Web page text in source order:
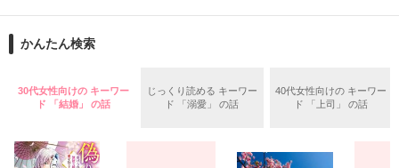
2026.6.5～2026.7.25
＊以前、公開していた話の改稿版です＊
ションの企画戦略室で働いている。
めた、同期で恋人の石垣守（26）がいるのだが、後輩の姫原由
いた。
守と由羅から『便利屋雛子』と馬鹿にされ、一人こっそり泣い
た上、同居まで提案してきて──？
かんたん検索
30代女性向けの キーワー
ド 「結婚」 の話
じっくり読める キーワー
ド 「溺愛」 の話
40代女性向けの キーワー
ド 「上司」 の話